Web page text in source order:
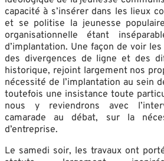
capacité à s’insérer dans les lieux
et se politise la jeunesse
organisationnelle étant
d’implantation. Une façon de voir
des divergences de ligne et des
historique, rejoint largement nos
nécessité de l’implantation au sein
toutefois une insistance toute
nous y reviendrons avec
camarade au débat, sur la
d’entreprise.
Le samedi soir, les travaux ont